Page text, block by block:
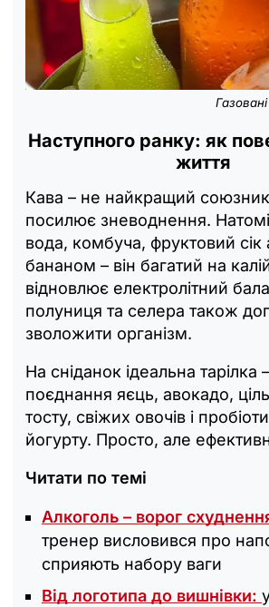
Наступного ранку: як
життя
Кава – не найкращий
посилює зневоднення.
вода, комбуча, фруктовий сік
бананом – він багатий на
відновлює електролітний
полуниця та селера також
зволожити організм.
На сніданок ідеальна тарілка
поєднання яєць, авокадо,
тосту, свіжих овочів і
йогурту. Просто, але
Читати по темі
Алкоголь – ворог
тренер висловився про
сприяють набору ваги
Від логотипа до вишнівки: